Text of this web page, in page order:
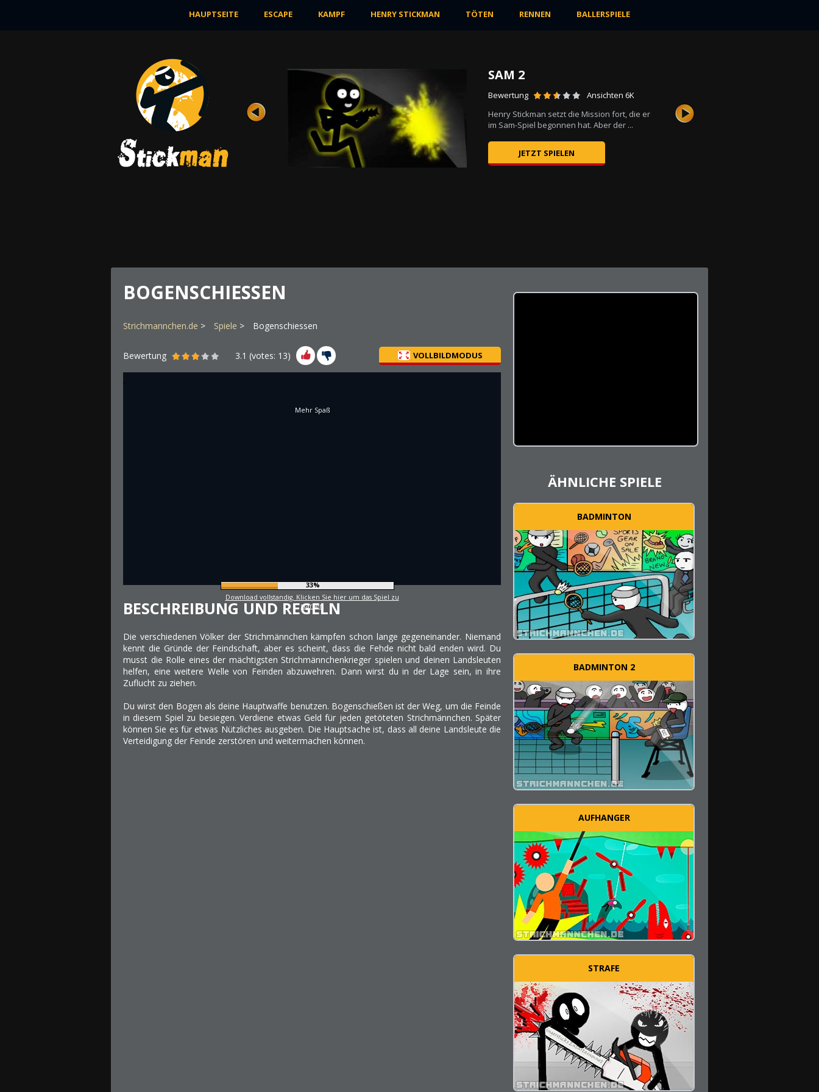
HAUPTSEITE ESCAPE KAMPF HENRY STICKMAN TÖTEN RENNEN BALLERSPIELE
BMX
Bewertung
Stickman fährt gerne sein Lieblingsrad in
einer Einsamkeit. Während solcher Fahrten
JETZT SPIELEN
SAM 2
Bewertung
Ansichten 6K
Henry Stickman setzt die Mission fort, die er
im Sam-Spiel begonnen hat. Aber der ...
JETZT SPIELEN
BOGENSCHIESSEN
Strichmannchen.de Spiele Bogenschiessen
Bewertung 3.1 (votes: 13) VOLLBILDMODUS
Mehr Spaß
36%
Download vollstandig. Klicken Sie hier um das Spiel zu
starten
BESCHREIBUNG UND REGELN
Die verschiedenen Völker der Strichmännchen kämpfen schon lange gegeneinander. Niemand
kennt die Gründe der Feindschaft, aber es scheint, dass die Fehde nicht bald enden wird. Du
musst die Rolle eines der mächtigsten Strichmännchenkrieger spielen und deinen Landsleuten
helfen, eine weitere Welle von Feinden abzuwehren. Dann wirst du in der Lage sein, in ihre
Zuflucht zu ziehen.
Du wirst den Bogen als deine Hauptwaffe benutzen. Bogenschießen ist der Weg, um die Feinde
in diesem Spiel zu besiegen. Verdiene etwas Geld für jeden getöteten Strichmännchen. Später
können Sie es für etwas Nützliches ausgeben. Die Hauptsache ist, dass all deine Landsleute die
Verteidigung der Feinde zerstören und weitermachen können.
ÄHNLICHE SPIELE
BADMINTON
BADMINTON 2
AUFHANGER
STRAFE